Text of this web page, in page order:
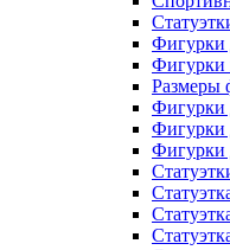
Фигурки
Фигурки
Размеры
Фигурки
Фигурки
Фигурки